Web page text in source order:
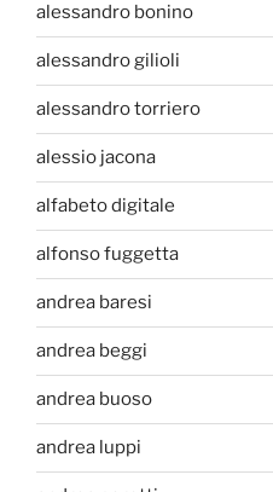
alessandro bonino
alessandro gilioli
alessandro torriero
alessio jacona
alfabeto digitale
alfonso fuggetta
andrea baresi
andrea beggi
andrea buoso
andrea luppi